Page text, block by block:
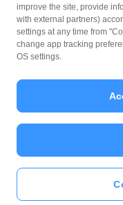
規約
ガイドライン
improve the site, provide
with external partners)
settings at any time from
change app tracking
OS settings.